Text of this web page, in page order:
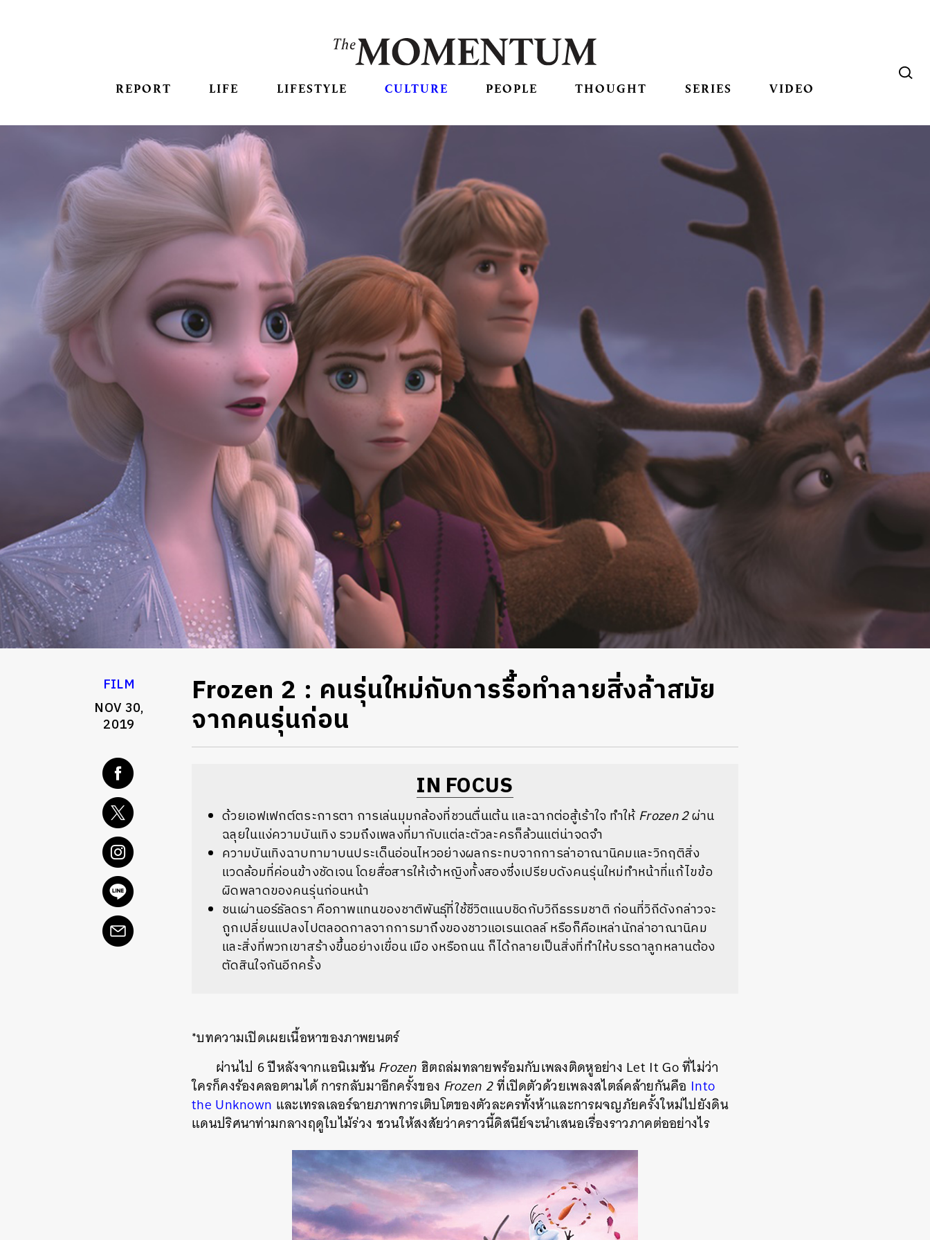
REPORT LIFE LIFESTYLE CULTURE PEOPLE THOUGHT SERIES VIDEO
FILM
NOV 30,
2019
Frozen 2 : คนรุ่นใหม่กับการรื้อทำลายสิ่งล้าสมัย
จากคนรุ่นก่อน
IN FOCUS
ด้วยเอฟเฟกต์ตระการตา การเล่นมุมกล้องที่ชวนตื่นเต้น และฉากต่อสู้เร้าใจ ทำให้ Frozen 2ผ่าน
ฉลุยในแง่ความบันเทิง รวมถึงเพลงที่มากับแต่ละตัวละครก็ล้วนแต่น่าจดจำ
ความบันเทิงฉาบทามาบนประเด็นอ่อนไหวอย่างผลกระทบจากการล่าอาณานิคมและวิกฤติสิ่ง
แวดล้อมที่ค่อนข้างชัดเจน โดยสื่อสารให้เจ้าหญิงทั้งสองซึ่งเปรียบดังคนรุ่นใหม่ทำหน้าที่แก้ไขข้อ
ผิดพลาดของคนรุ่นก่อนหน้า
ชนเผ่านอร์ธัลดรา คือภาพแทนของชาติพันธุ์ที่ใช้ชีวิตแนบชิดกับวิถีธรรมชาติ ก่อนที่วิถีดังกล่าวจะ
ถูกเปลี่ยนแปลงไปตลอดกาลจากการมาถึงของชาวแอเรนเดลล์ หรือก็คือเหล่านักล่าอาณานิคม
และสิ่งที่พวกเขาสร้างขึ้นอย่างเขื่อน เมือ งหรือถนน ก็ได้กลายเป็นสิ่งที่ทำให้บรรดาลูกหลานต้อง
ตัดสินใจกันอีกครั้ง
*บทความเปิดเผยเนื้อหาของภาพยนตร์
ผ่านไป 6 ปีหลังจากแอนิเมชันFrozen ฮิตถล่มทลายพร้อมกับเพลงติดหูอย่าง Let It Go ที่ไม่ว่า
ใครก็คงร้องคลอตามได้ การกลับมาอีกครั้งของ Frozen 2ที่เปิดตัวด้วยเพลงสไตล์คล้ายกันคือ Into
the Unknown และเทรลเลอร์ฉายภาพการเติบโตของตัวละครทั้งห้าและการผจญภัยครั้งใหม่ไปยังดิน
แดนปริศนาท่ามกลางฤดูใบไม้ร่วง ชวนให้สงสัยว่าคราวนี้ดิสนีย์จะนำเสนอเรื่องราวภาคต่ออย่างไร